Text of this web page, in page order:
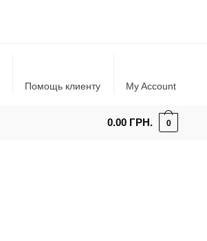
Помощь клиенту My Account
0.00 ГРН. 0